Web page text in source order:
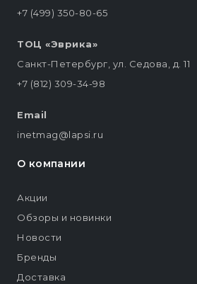
+7 (499) 350-80-65
ТОЦ «Эврика»
Санкт-Петербург, ул. Седова, д. 11
+7 (812) 309-34-98
Email
inetmag@lapsi.ru
О компании
Акции
Обзоры и новинки
Новости
Бренды
Доставка